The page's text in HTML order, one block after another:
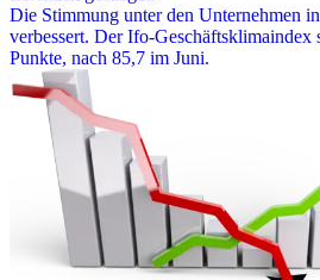
Die Stimmung unter den Unternehmen
verbessert. Der Ifo-Geschäftsklimaindex
Punkte, nach 85,7 im Juni.